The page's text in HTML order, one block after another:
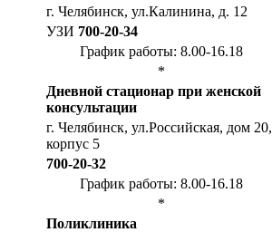
г. Челябинск, ул.Калинина, д. 12
УЗИ 700-20-34
График работы: 8.00-16.18
*
Дневной стационар при женской
консультации
г. Челябинск, ул.Российская, дом 20,
корпус 5
700-20-32
График работы: 8.00-16.18
*
Поликлиника